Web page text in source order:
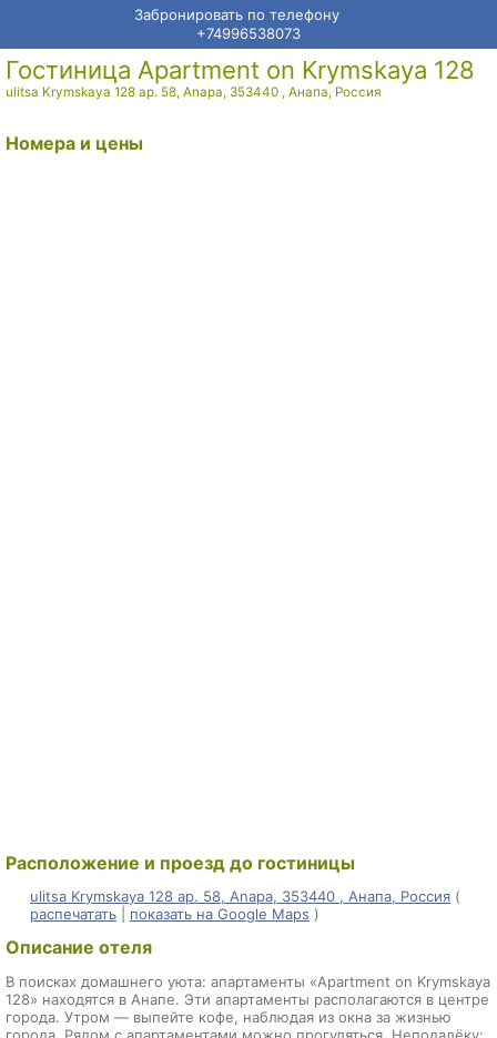
Забронировать по телефону
+74996538073
Гостиница Apartment on Krymskaya 128
ulitsa Krymskaya 128 ap. 58, Anapa, 353440 , Анапа, Россия
Номера и цены
Расположение и проезд до гостиницы
ulitsa Krymskaya 128 ap. 58, Anapa, 353440 , Анапа, Россия (
распечатать
показать на Google Maps )
Описание отеля
В поисках домашнего уюта: апартаменты «Apartment on Krymskaya
128» находятся в Анапе. Эти апартаменты располагаются в центре
города. Утром — выпейте кофе, наблюдая из окна за жизнью